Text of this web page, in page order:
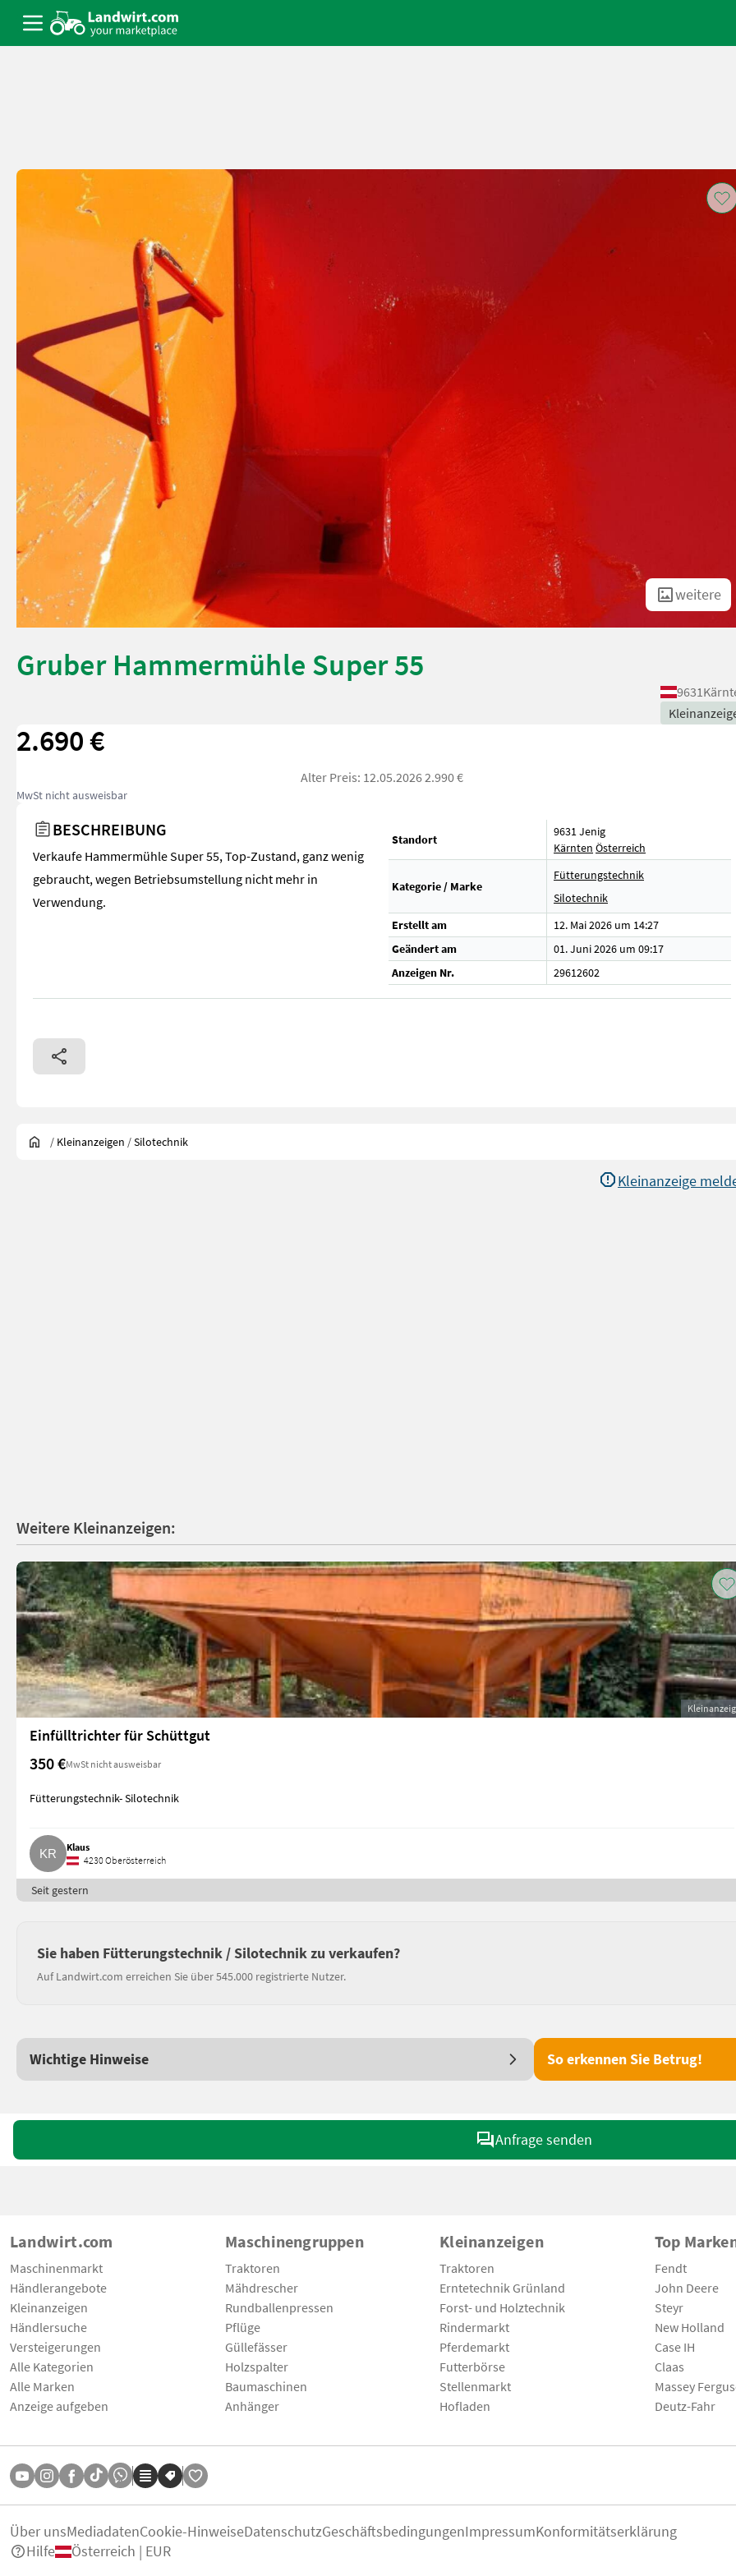
weitere
Gruber Hammermühle Super 55
9631
2.690 €
Alter Preis: 12.05.2026 2.990 €
MwSt nicht ausweisbar
BESCHREIBUNG
Verkaufe Hammermühle Super 55, Top-Zustand, ganz wenig
gebraucht, wegen Betriebsumstellung nicht mehr in
Verwendung.
Standort
9631 Jenig
Kärnten Österreich
Kategorie / Marke
Fütterungstechnik
Silotechnik
Erstellt am
12. Mai 2026 um 14:27
Geändert am
01. Juni 2026 um 09:17
Anzeigen Nr.
29612602
/ Kleinanzeigen /Silotechnik
Kleinanzeige
Weitere Kleinanzeigen:
Einfülltrichter für Schüttgut
350 €MwSt nicht ausweisbar
Fütterungstechnik- Silotechnik
Klaus
4230 Oberösterreich
Seit gestern
Sie haben Fütterungstechnik / Silotechnik zu verkaufen?
Auf Landwirt.com erreichen Sie über 545.000 registrierte Nutzer.
Wichtige Hinweise So erkennen Sie Betrug!
Anfrage senden
Landwirt.com
Maschinenmarkt
Händlerangebote
Kleinanzeigen
Händlersuche
Versteigerungen
Alle Kategorien
Alle Marken
Anzeige aufgeben
Maschinengruppen
Traktoren
Mähdrescher
Rundballenpressen
Pflüge
Güllefässer
Holzspalter
Baumaschinen
Anhänger
Kleinanzeigen
Traktoren
Erntetechnik Grünland
Forst- und Holztechnik
Rindermarkt
Pferdemarkt
Futterbörse
Stellenmarkt
Hofladen
Top
Fendt
John Deere
Steyr
New Holland
Case IH
Claas
Massey
Deutz-Fahr
Über unsMediadatenCookie-HinweiseDatenschutzGeschäftsbedingungenImpressumKonformitätserklärung
Hilfe
Österreich | EUR